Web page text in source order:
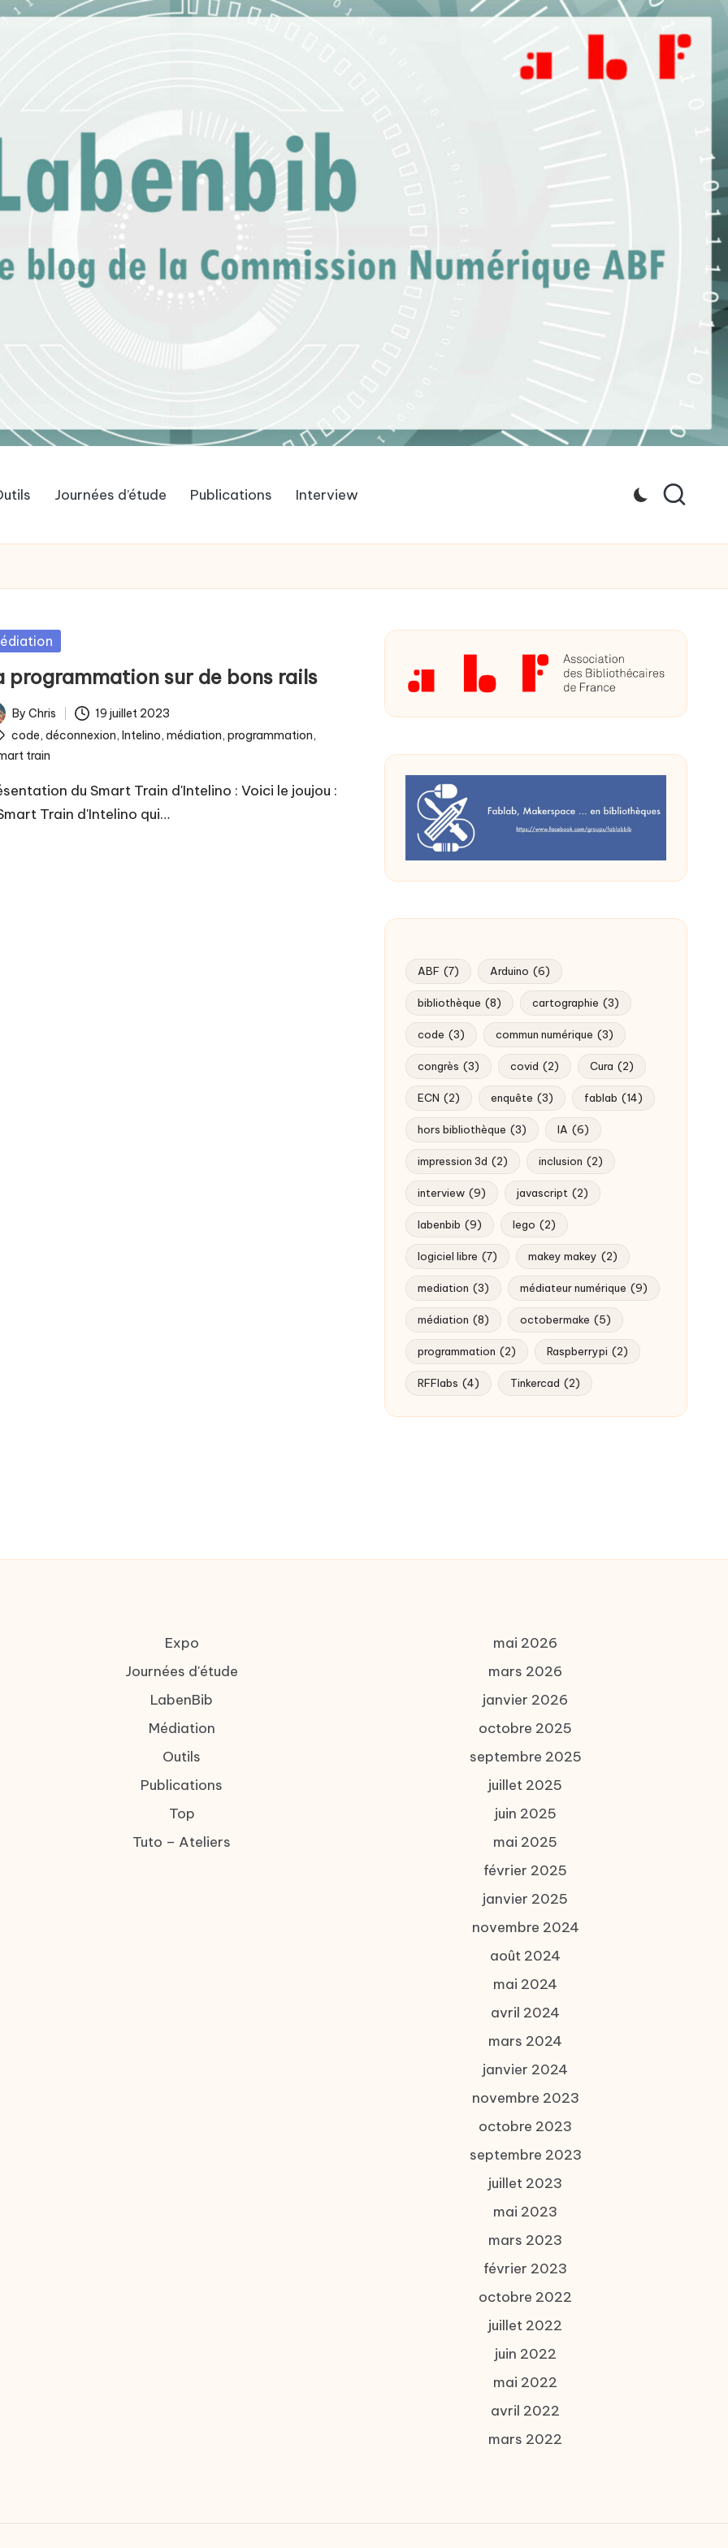
Journées d’étude Publications Interview
programmation sur de bons rails
By Chris
19 juillet 2023
code, déconnexion, Intelino, médiation, programmation,
train
du Smart Train d'Intelino : Voici le joujou :
Train d'Intelino qui…
ABF (7) Arduino (6)
bibliothèque (8) cartographie (3)
code (3) commun numérique (3)
congrès (3) covid (2) Cura (2)
ECN (2) enquête (3) fablab (14)
hors bibliothèque (3) IA (6)
impression 3d (2) inclusion (2)
interview (9) javascript (2)
labenbib (9) lego (2)
logiciel libre (7) makey makey (2)
mediation (3) médiateur numérique (9)
médiation (8) octobermake (5)
programmation (2) Raspberrypi (2)
RFFlabs (4) Tinkercad (2)
Expo
Journées d'étude
LabenBib
Médiation
Outils
Publications
Top
Tuto – Ateliers
mai 2026
mars 2026
janvier 2026
octobre 2025
septembre 2025
juillet 2025
juin 2025
mai 2025
février 2025
janvier 2025
novembre 2024
août 2024
mai 2024
avril 2024
mars 2024
janvier 2024
novembre 2023
octobre 2023
septembre 2023
juillet 2023
mai 2023
mars 2023
février 2023
octobre 2022
juillet 2022
juin 2022
mai 2022
avril 2022
mars 2022